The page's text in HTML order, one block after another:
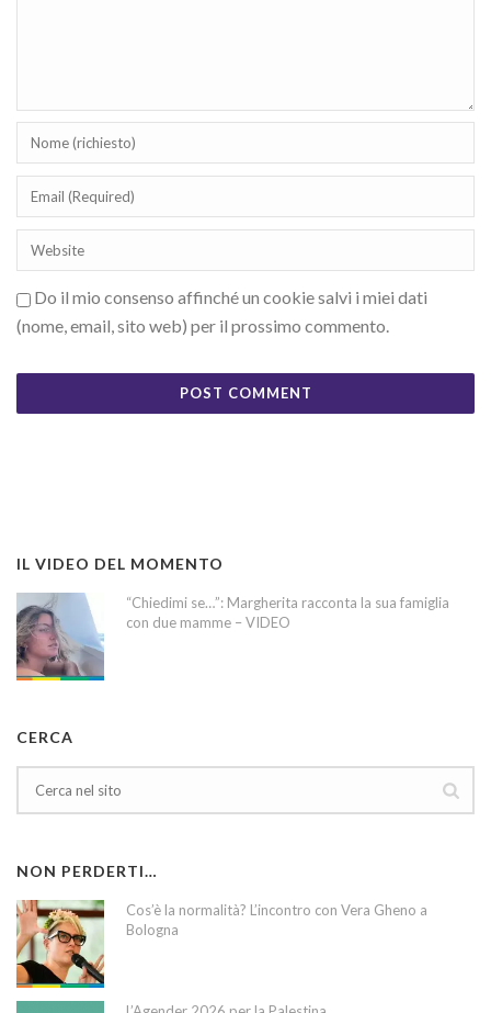
Do il mio consenso affinché un cookie salvi i miei dati
(nome, email, sito web) per il prossimo commento.
IL VIDEO DEL MOMENTO
“Chiedimi se…”: Margherita racconta la sua famiglia
con due mamme – VIDEO
CERCA
NON PERDERTI…
Cos’è la normalità? L’incontro con Vera Gheno a
Bologna